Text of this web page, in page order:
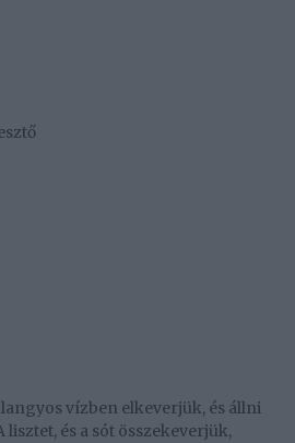
vízben elkeverjük, és állni
és a sót összekeverjük,